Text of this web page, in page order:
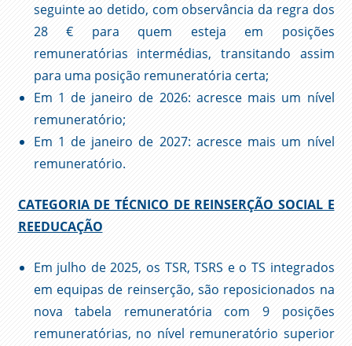
seguinte ao detido, com observância da regra dos
28 € para quem esteja em posições
remuneratórias intermédias, transitando assim
para uma posição remuneratória certa;
Em 1 de janeiro de 2026: acresce mais um nível
remuneratório;
Em 1 de janeiro de 2027: acresce mais um nível
remuneratório.
CATEGORIA DE TÉCNICO DE REINSERÇÃO SOCIAL E
REEDUCAÇÃO
Em julho de 2025, os TSR, TSRS e o TS integrados
em equipas de reinserção, são reposicionados na
nova tabela remuneratória com 9 posições
remuneratórias, no nível remuneratório superior